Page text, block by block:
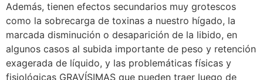
Además, tienen efectos secundarios muy grotescos
como la sobrecarga de toxinas a nuestro hígado, la
marcada disminución o desaparición de la libido, en
algunos casos al subida importante de peso y retención
exagerada de líquido, y las problemáticas físicas y
fisiológicas GRAVÍSIMAS que pueden traer luego de